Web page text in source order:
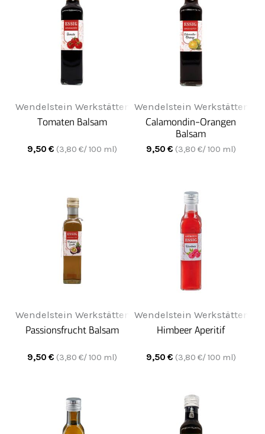
Wendelstein Werkstätten
Tomaten Balsam
9,50 € (3,80 €/ 100 ml)
Wendelstein Werkstätten
Calamondin-Orangen
Balsam
9,50 € (3,80 €/ 100 ml)
Wendelstein Werkstätten
Passionsfrucht Balsam
9,50 € (3,80 €/ 100 ml)
Wendelstein Werkstätten
Himbeer Aperitif
9,50 € (3,80 €/ 100 ml)